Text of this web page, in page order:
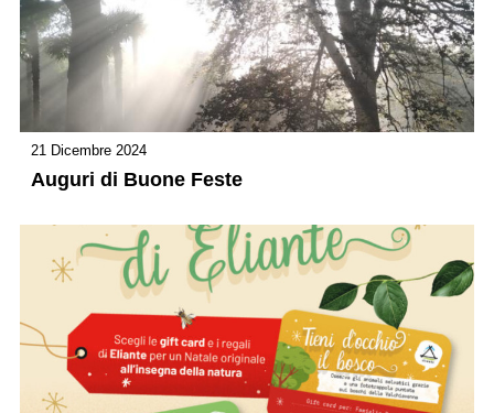
21 Dicembre 2024
Auguri di Buone Feste